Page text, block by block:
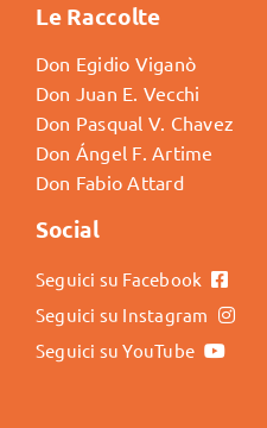
Le Raccolte
Don Egidio Viganò
Don Juan E. Vecchi
Don Pasqual V. Chavez
Don Ángel F. Artime
Don Fabio Attard
Social
Seguici su Facebook
Seguici su Instagram
Seguici su YouTube